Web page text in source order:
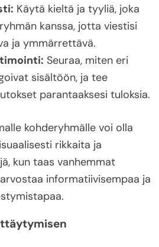
Käytä kieltä ja tyyliä, joka
kanssa, jotta viestisi
ja ymmärrettävä.
Seuraa, miten eri
sisältöön, ja tee
parantaaksesi tuloksia.
kohderyhmälle voi olla
rikkaita ja
kun taas vanhemmat
informatiivisempaa ja